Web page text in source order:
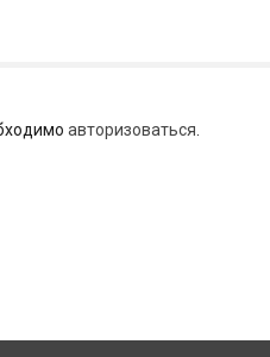
авторизоваться